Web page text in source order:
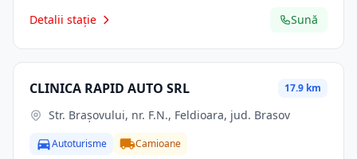
Detalii stație Sună
CLINICA RAPID AUTO SRL 17.9 km
Str. Braşovului, nr. F.N., Feldioara, jud. Brasov
Autoturisme Camioane